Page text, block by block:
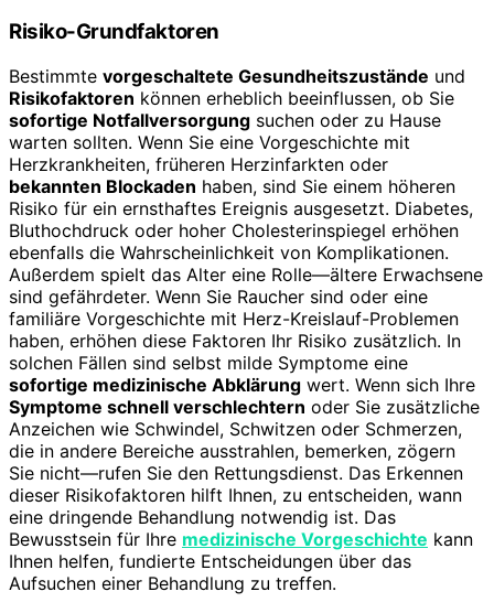
Risiko-Grundfaktoren
Bestimmte vorgeschaltete Gesundheitszustände und
Risikofaktoren können erheblich beeinflussen, ob Sie
sofortige Notfallversorgung suchen oder zu Hause
warten sollten. Wenn Sie eine Vorgeschichte mit
Herzkrankheiten, früheren Herzinfarkten oder
bekannten Blockaden haben, sind Sie einem höheren
Risiko für ein ernsthaftes Ereignis ausgesetzt. Diabetes,
Bluthochdruck oder hoher Cholesterinspiegel erhöhen
ebenfalls die Wahrscheinlichkeit von Komplikationen.
Außerdem spielt das Alter eine Rolle—ältere Erwachsene
sind gefährdeter. Wenn Sie Raucher sind oder eine
familiäre Vorgeschichte mit Herz-Kreislauf-Problemen
haben, erhöhen diese Faktoren Ihr Risiko zusätzlich. In
solchen Fällen sind selbst milde Symptome eine
sofortige medizinische Abklärung wert. Wenn sich Ihre
Symptome schnell verschlechtern oder Sie zusätzliche
Anzeichen wie Schwindel, Schwitzen oder Schmerzen,
die in andere Bereiche ausstrahlen, bemerken, zögern
Sie nicht—rufen Sie den Rettungsdienst. Das Erkennen
dieser Risikofaktoren hilft Ihnen, zu entscheiden, wann
eine dringende Behandlung notwendig ist. Das
Bewusstsein für Ihre medizinische Vorgeschichte kann
Ihnen helfen, fundierte Entscheidungen über das
Aufsuchen einer Behandlung zu treffen.